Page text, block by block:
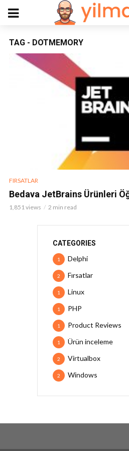
TAG - DOTMEMORY
FIRSATLAR
Bedava JetBrains Ürünleri
1,851 views 2 min read
CATEGORIES
Delphi
1
Fırsatlar
2
Linux
1
PHP
1
Product Reviews
1
Ürün inceleme
1
Virtualbox
2
Windows
2